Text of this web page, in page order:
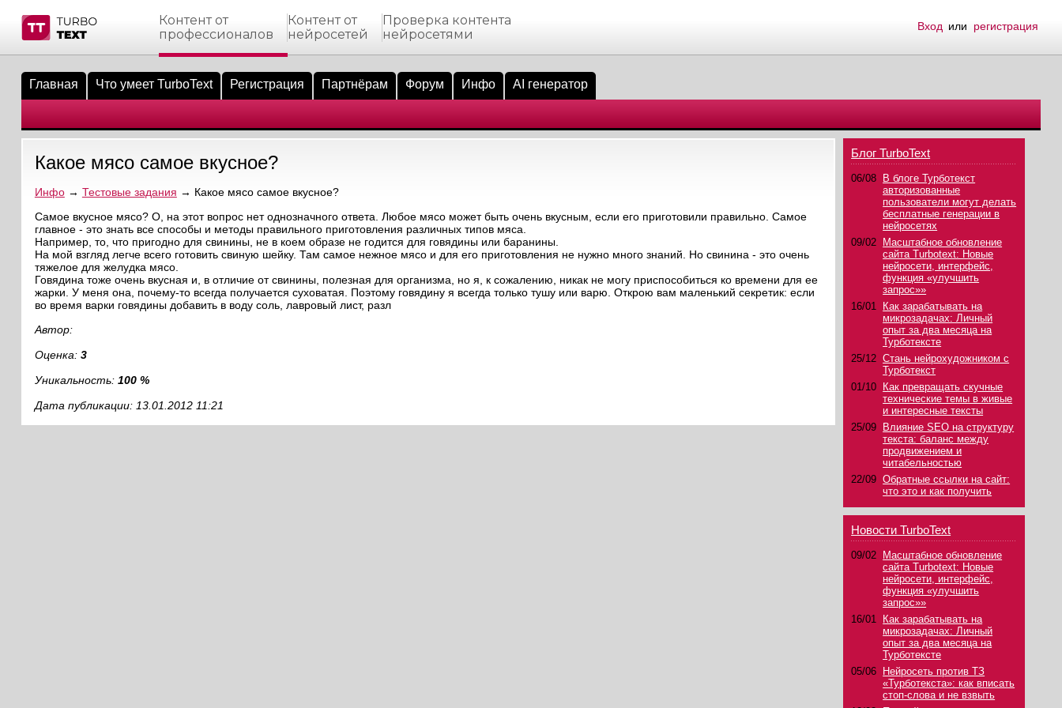
материалы
биржи
пользователи
на сайте
пользователей
сообщения
по форуму
Контент от
профессионалов
Контент от
нейросетей
Проверка контента
нейросетями
Вход или регистрация
Главная Что умеет TurboText Регистрация Партнёрам Форум Инфо AI генератор
Какое мясо самое вкусное?
Инфо→ Тестовые задания → Какое мясо самое вкусное?
Самое вкусное мясо? О, на этот вопрос нет однозначного ответа. Любое мясо может быть очень вкусным, если его приготовили правильно. Самое
главное - это знать все способы и методы правильного приготовления различных типов мяса.
Например, то, что пригодно для свинины, не в коем образе не годится для говядины или баранины.
На мой взгляд легче всего готовить свиную шейку. Там самое нежное мясо и для его приготовления не нужно много знаний. Но свинина - это очень
тяжелое для желудка мясо.
Говядина тоже очень вкусная и, в отличие от свинины, полезная для организма, но я, к сожалению, никак не могу приспособиться ко времени для ее
жарки. У меня она, почему-то всегда получается суховатая. Поэтому говядину я всегда только тушу или варю. Открою вам маленький секретик: если
во время варки говядины добавить в воду соль, лавровый лист, разл
Автор:
Оценка: 3
Уникальность: 100 %
Дата публикации: 13.01.2012 11:21
Блог TurboText
06/08
В блоге Турботекст
авторизованные
пользователи могут делать
бесплатные генерации в
нейросетях
09/02
Масштабное обновление
сайта Turbotext: Новые
нейросети, интерфейс,
функция «улучшить
запрос»»
16/01
Как зарабатывать на
микрозадачах: Личный
опыт за два месяца на
Турботексте
25/12 Стань нейрохудожником с
Турботекст
01/10
Как превращать скучные
технические темы в живые
и интересные тексты
25/09
Влияние SEO на структуру
текста: баланс между
продвижением и
читабельностью
22/09 Обратные ссылки на сайт:
что это и как получить
Новости TurboText
09/02
Масштабное обновление
сайта Turbotext: Новые
нейросети, интерфейс,
функция «улучшить
запрос»»
16/01
Как зарабатывать на
микрозадачах: Личный
опыт за два месяца на
Турботексте
05/06
Нейросеть против ТЗ
«Турботекста»: как вписать
стоп-слова и не взвыть